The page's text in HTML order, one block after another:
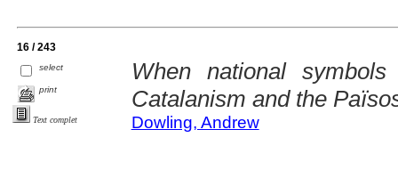
16 / 243
select
print
Text complet
When national
Catalanism and the
Dowling, Andrew